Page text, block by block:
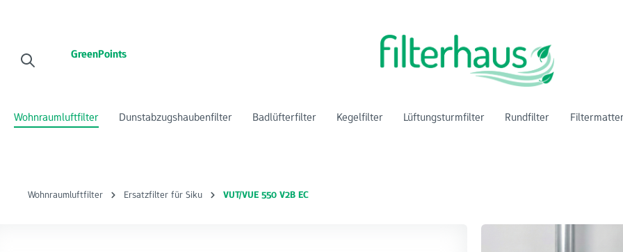
GreenPoints
Wohnraumluftfilter Dunstabzugshaubenfilter Badlüfterfilter Kegelfilter Lüftungsturmfilter Rundfilter
Wohnraumluftfilter Ersatzfilter für Siku VUT/VUE 550 V2B EC